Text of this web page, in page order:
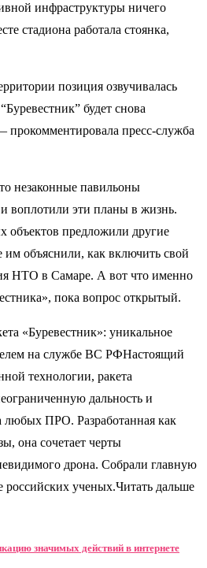
инфраструктуры ничего
стадиона работала стоянка,
позиция озвучивалась
будет снова
пресс-служба
незаконные павильоны
и воплотили эти планы в жизнь.
объектов предложили другие
им объяснили, как включить свой
НТО в Самаре. А вот что именно
пока вопрос открытый.
«Буревестник»: уникальное
на службе ВС РФНастоящий
технологии, ракета
дальность и
любых ПРО. Разработанная как
она сочетает черты
дрона. Собрали главную
ученых.Читать дальше
значимых действий в интернете